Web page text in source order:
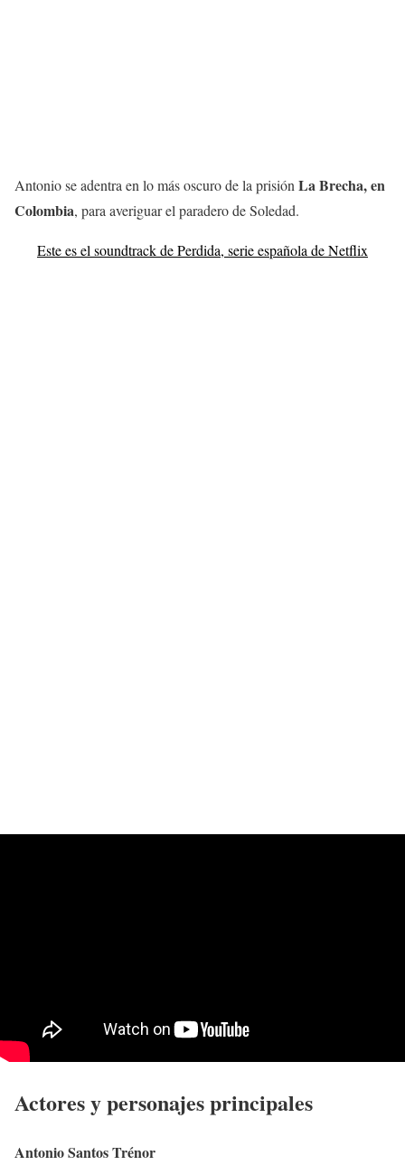
Antonio se adentra en lo más oscuro de la prisión La Brecha, en
Colombia, para averiguar el paradero de Soledad.
Este es el soundtrack de Perdida, serie española de Netflix
Actores y personajes principales
Antonio Santos Trénor